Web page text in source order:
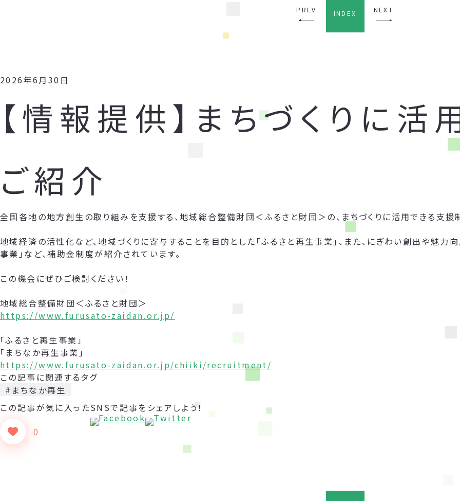
PREV INDEX NEXT
2026年6月30日
【情報提供】まちづくりに活
ご紹介
全国各地の地方創生の取り組みを支援する、地域総合整備財団＜ふるさと財団＞の、まちづくりに活用できる支援
地域経済の活性化など、地域づくりに寄与することを目的とした「ふるさと再生事業」、また、にぎわい創出や魅
事業」など、補助金制度が紹介されています。
この機会にぜひご検討ください！
地域総合整備財団＜ふるさと財団＞
https://www.furusato-zaidan.or.jp/
「ふるさと再生事業」
「まちなか再生事業」
https://www.furusato-zaidan.or.jp/chiiki/recruitment/
この記事に関連するタグ
#まちなか再生
この記事が気に入った
0
SNSで記事をシェアしよう！